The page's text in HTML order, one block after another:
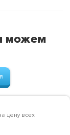
можем
цену всех